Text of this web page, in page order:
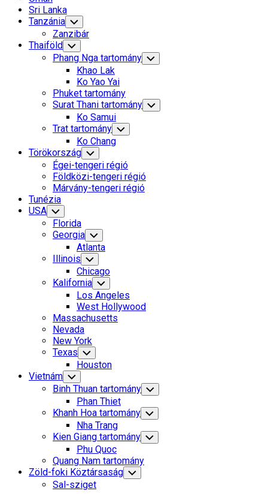
Sri Lanka
Tanzánia Toggle
Child
Menu
Zanzibár
Thaiföld Toggle
Child
Menu
Phang Nga tartomány Toggle
Child
Khao Lak
Ko Yao Yai
Phuket tartomány
Surat Thani tartomány Toggle
Child
Ko Samui
Trat tartomány Toggle
Child
Ko Chang
Törökország Toggle
Child
Menu
Égei-tengeri régió
Földközi-tengeri régió
Márvány-tengeri régió
Tunézia
USA Toggle
Child
Menu
Florida
Georgia Toggle
Child
Menu
Atlanta
Illinois Toggle
Child
Menu
Chicago
Kalifornia Toggle
Child
Menu
Los Angeles
West Hollywood
Massachusetts
Nevada
New York
Texas Toggle
Child
Menu
Houston
Vietnám Toggle
Child
Menu
Binh Thuan tartomány Toggle
Child
Menu
Phan Thiet
Khanh Hoa tartomány Toggle
Child
Menu
Nha Trang
Kien Giang tartomány Toggle
Child
Phu Quoc
Quang Nam tartomány
Zöld-foki Köztársaság Toggle
Child
Sal-sziget